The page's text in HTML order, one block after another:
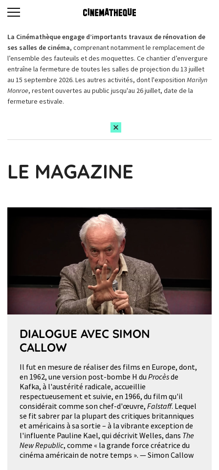
La Cinémathèque engage d’importants travaux de rénovation de
ses salles de cinéma, comprenant notamment le remplacement de
l’ensemble des fauteuils et des moquettes. Ce chantier d’envergure
entraîne la fermeture de toutes les salles de projection du 13 juillet
au 15 septembre 2026. Les autres activités, dont l'exposition Marilyn
Monroe, restent ouvertes au public jusqu'au 26 juillet, date de la
fermeture estivale.
LE MAGAZINE
DIALOGUE AVEC SIMON
CALLOW
Il fut en mesure de réaliser des films en Europe, dont,
en 1962, une version post-bombe H du Procèsde
Kafka, à l'austérité radicale, accueillie
respectueusement et suivie, en 1966, du film qu'il
considérait comme son chef-d'œuvre, Falstaff. Lequel
se fit sabrer par la plupart des critiques britanniques
et américains à sa sortie – à la vibrante exception de
l'influente Pauline Kael, qui décrivit Welles, dans The
New Republic, comme « la grande force créatrice du
cinéma américain de notre temps ». — Simon Callow